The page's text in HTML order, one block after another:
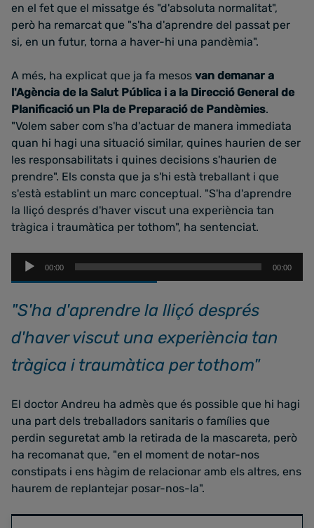
en el fet que el missatge és "d'absoluta normalitat",
però ha remarcat que "s'ha d'aprendre del passat per
si, en un futur, torna a haver-hi una pandèmia".
A més, ha explicat que ja fa mesos van demanar a
l'Agència de la Salut Pública i a la Direcció General de
Planificació un Pla de Preparació de Pandèmies.
"Volem saber com s'ha d'actuar de manera immediata
quan hi hagi una situació similar, quines haurien de ser
les responsabilitats i quines decisions s'haurien de
prendre". Els consta que ja s'hi està treballant i que
s'està establint un marc conceptual. "S'ha d'aprendre
la lliçó després d'haver viscut una experiència tan
tràgica i traumàtica per tothom", ha sentenciat.
Reproductor
00:00 00:00
"S'ha d'aprendre la lliçó després
d'haver viscut una experiència tan
tràgica i traumàtica per tothom"
El doctor Andreu ha admès que és possible que hi hagi
una part dels treballadors sanitaris o famílies que
perdin seguretat amb la retirada de la mascareta, però
ha recomanat que, "en el moment de notar-nos
constipats i ens hàgim de relacionar amb els altres, ens
haurem de replantejar posar-nos-la".